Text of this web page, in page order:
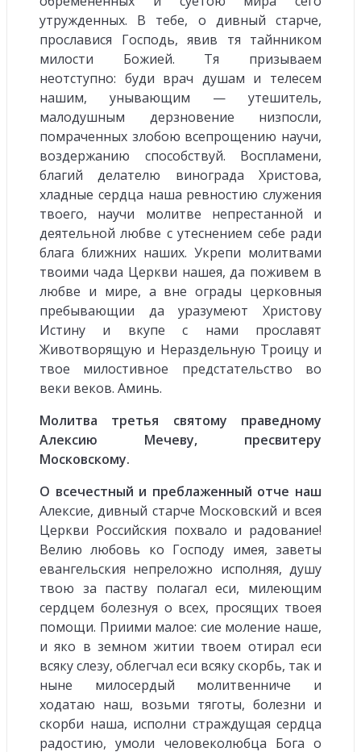
утружденных. В тебе, о дивный старче,
прославися Господь, явив тя тайнником
милости Божией. Тя призываем
неотступно: буди врач душам и телесем
нашим, унывающим — утешитель,
малодушным дерзновение низпосли,
помраченных злобою всепрощению научи,
воздержанию способствуй. Воспламени,
благий делателю винограда Христова,
хладные сердца наша ревностию служения
твоего, научи молитве непрестанной и
деятельной любве с утеснением себе ради
блага ближних наших. Укрепи молитвами
твоими чада Церкви нашея, да поживем в
любве и мире, а вне ограды церковныя
пребывающии да уразумеют Христову
Истину и вкупе с нами прославят
Животворящую и Нераздельную Троицу и
твое милостивное предстательство во
веки веков. Аминь.
Молитва третья святому праведному
Алексию Мечеву, пресвитеру
Московскому.
О всечестный и преблаженный отче наш
Алексие, дивный старче Московский и всея
Церкви Российския похвало и радование!
Велию любовь ко Господу имея, заветы
евангельския непреложно исполняя, душу
твою за паству полагал еси, милеющим
сердцем болезнуя о всех, просящих твоея
помощи. Приими малое: сие моление наше,
и яко в земном житии твоем отирал еси
всяку слезу, облегчал еси всяку скорбь, так и
ныне милосердый молитвенниче и
ходатаю наш, возьми тяготы, болезни и
скорби наша, исполни страждущая сердца
радостию, умоли человеколюбца Бога о